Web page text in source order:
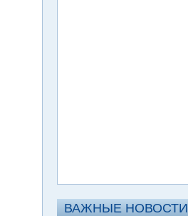
ВАЖНЫЕ НОВОСТИ